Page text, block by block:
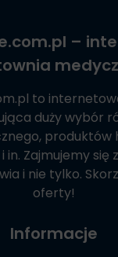
–
to
duży wybór
produktów
Zajmujemy się
i nie tylko.
oferty!
Informacje